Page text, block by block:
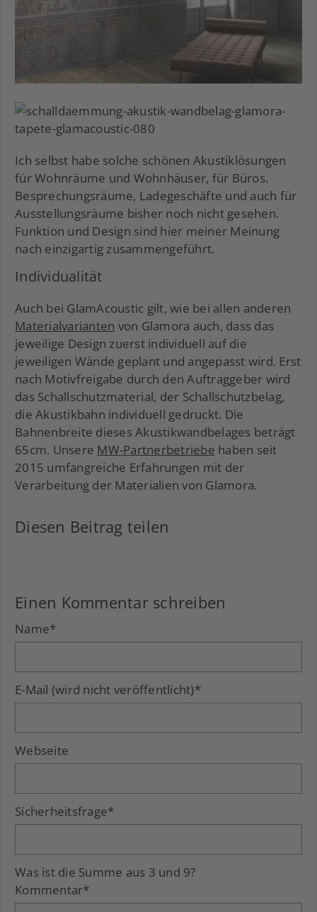
Ich selbst habe solche schönen Akustiklösungen
für Wohnräume und Wohnhäuser, für Büros.
Besprechungsräume, Ladegeschäfte und auch für
Ausstellungsräume bisher noch nicht gesehen.
Funktion und Design sind hier meiner Meinung
nach einzigartig zusammengeführt.
Individualität
Auch bei GlamAcoustic gilt, wie bei allen anderen
Materialvarianten von Glamora auch, dass das
jeweilige Design zuerst individuell auf die
jeweiligen Wände geplant und angepasst wird. Erst
nach Motivfreigabe durch den Auftraggeber wird
das Schallschutzmaterial, der Schallschutzbelag,
die Akustikbahn individuell gedruckt. Die
Bahnenbreite dieses Akustikwandbelages beträgt
65cm. Unsere MW-Partnerbetriebe haben seit
2015 umfangreiche Erfahrungen mit der
Verarbeitung der Materialien von Glamora.
Diesen Beitrag teilen
Einen Kommentar schreiben
Name*
E-Mail (wird nicht veröffentlicht)*
Webseite
Sicherheitsfrage*
Was ist die Summe aus 3 und 9?
Kommentar*